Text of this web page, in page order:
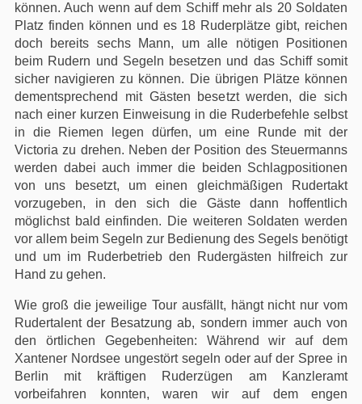
können. Auch wenn auf dem Schiff mehr als 20 Soldaten
Platz finden können und es 18 Ruderplätze gibt, reichen
doch bereits sechs Mann, um alle nötigen Positionen
beim Rudern und Segeln besetzen und das Schiff somit
sicher navigieren zu können. Die übrigen Plätze können
dementsprechend mit Gästen besetzt werden, die sich
nach einer kurzen Einweisung in die Ruderbefehle selbst
in die Riemen legen dürfen, um eine Runde mit der
Victoria zu drehen. Neben der Position des Steuermanns
werden dabei auch immer die beiden Schlagpositionen
von uns besetzt, um einen gleichmäßigen Rudertakt
vorzugeben, in den sich die Gäste dann hoffentlich
möglichst bald einfinden. Die weiteren Soldaten werden
vor allem beim Segeln zur Bedienung des Segels benötigt
und um im Ruderbetrieb den Rudergästen hilfreich zur
Hand zu gehen.
Wie groß die jeweilige Tour ausfällt, hängt nicht nur vom
Rudertalent der Besatzung ab, sondern immer auch von
den örtlichen Gegebenheiten: Während wir auf dem
Xantener Nordsee ungestört segeln oder auf der Spree in
Berlin mit kräftigen Ruderzügen am Kanzleramt
vorbeifahren konnten, waren wir auf dem engen